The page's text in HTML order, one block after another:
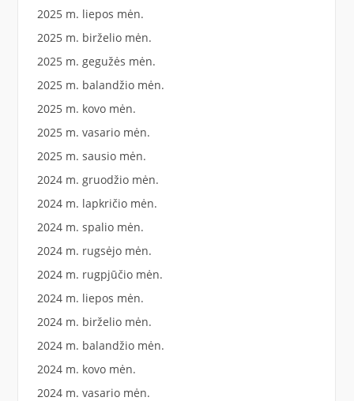
2025 m. liepos mėn.
2025 m. birželio mėn.
2025 m. gegužės mėn.
2025 m. balandžio mėn.
2025 m. kovo mėn.
2025 m. vasario mėn.
2025 m. sausio mėn.
2024 m. gruodžio mėn.
2024 m. lapkričio mėn.
2024 m. spalio mėn.
2024 m. rugsėjo mėn.
2024 m. rugpjūčio mėn.
2024 m. liepos mėn.
2024 m. birželio mėn.
2024 m. balandžio mėn.
2024 m. kovo mėn.
2024 m. vasario mėn.